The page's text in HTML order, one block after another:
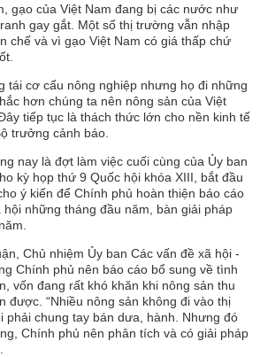
gạo của Việt Nam đang bị các nước như
gay gắt. Một số thị trường vẫn nhập
chế và vì gạo Việt Nam có giá thấp chứ
tái cơ cấu nông nghiệp nhưng họ đi những
hơn chúng ta nên nông sản của Việt
tiếp tục là thách thức lớn cho nền kinh tế
trưởng cảnh báo.
nay là đợt làm việc cuối cùng của Ủy ban
kỳ họp thứ 9 Quốc hội khóa XIII, bắt đầu
ý kiến để Chính phủ hoàn thiện báo cáo
những tháng đầu năm, bàn giải pháp
Chủ nhiệm Ủy ban Các vấn đề xã hội -
Chính phủ nên báo cáo bổ sung về tình
vốn đang rất khó khăn khi nông sản thu
được. “Nhiều nông sản không đi vào thị
phải chung tay bán dưa, hành. Nhưng đó
Chính phủ nên phân tích và có giải pháp